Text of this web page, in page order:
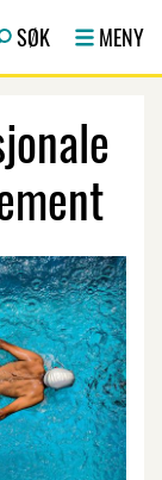
SØK MENY